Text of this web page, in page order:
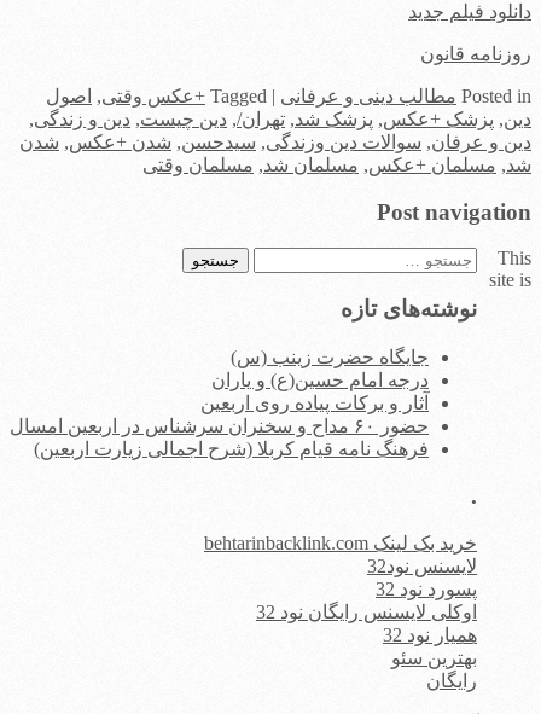
دانلود فیلم جدید
روزنامه قانون
Posted in مطالب دینی و عرفانی |
Tagged +عکس وقتی, اصول
دین, پزشک +عکس, پزشک شد, تهران/, دین چیست, دین و زندگی,
دین و عرفان, سوالات دین وزندگی, سیدحسن, شدن +عکس, شدن
شد, مسلمان +عکس, مسلمان شد, مسلمان وقتی
Post navigation
جستجو
نوشته‌های تازه
جایگاه حضرت زینب (س)
درجه امام حسین(ع) و یاران
آثار و برکات پیاده روی اربعین
حضور ۶۰ مداح و سخنران سرشناس در اربعین امسال
فرهنگ نامه قیام کربلا (شرح اجمالی زیارت اربعین)
.
خرید بک لینک behtarinbacklink.com
لایسنس نود32
پسورد نود 32
اوکلی لایسنس رایگان نود 32
همیار نود 32
بهترین سئو
رایگان
This
site is